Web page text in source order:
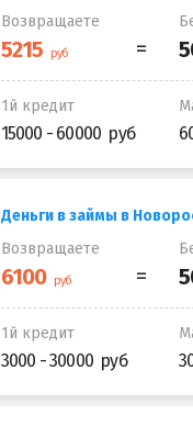
Возвращаете
1й кредит
15000 - 60000
Деньги в займы в
Возвращаете
1й кредит
3000 - 30000